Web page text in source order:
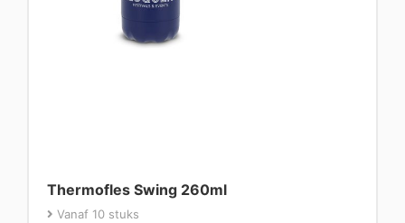
Thermofles Swing 260ml
Vanaf 10 stuks